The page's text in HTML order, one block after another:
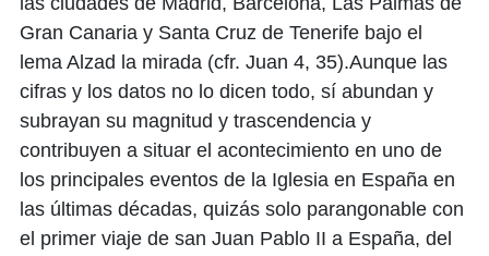
Gran Canaria y Santa Cruz de Tenerife bajo el
lema Alzad la mirada (cfr. Juan 4, 35).Aunque las
cifras y los datos no lo dicen todo, sí abundan y
subrayan su magnitud y trascendencia y
contribuyen a situar el acontecimiento en uno de
los principales eventos de la Iglesia en España en
las últimas décadas, quizás solo parangonable con
el primer viaje de san Juan Pablo II a España, del